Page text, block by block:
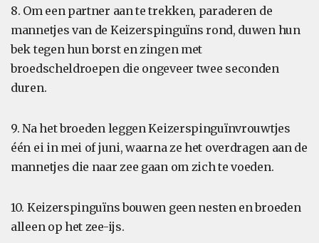
8. Om een partner aan te trekken, paraderen de
mannetjes van de Keizerspinguïns rond, duwen hun
bek tegen hun borst en zingen met
broedscheldroepen die ongeveer twee seconden
duren.
9. Na het broeden leggen Keizerspinguïnvrouwtjes
één ei in mei of juni, waarna ze het overdragen aan de
mannetjes die naar zee gaan om zich te voeden.
10. Keizerspinguïns bouwen geen nesten en broeden
alleen op het zee-ijs.